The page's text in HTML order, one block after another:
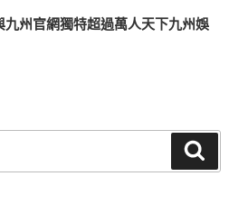
州官網獨特超過萬人天下九州娛